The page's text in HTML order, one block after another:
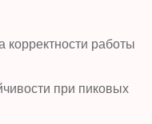
работы
при пиковых